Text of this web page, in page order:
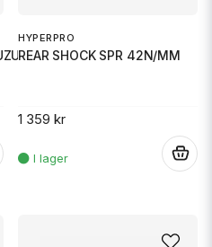
HYPERPRO
REAR SHOCK SPR 42N/MM
1 359 kr